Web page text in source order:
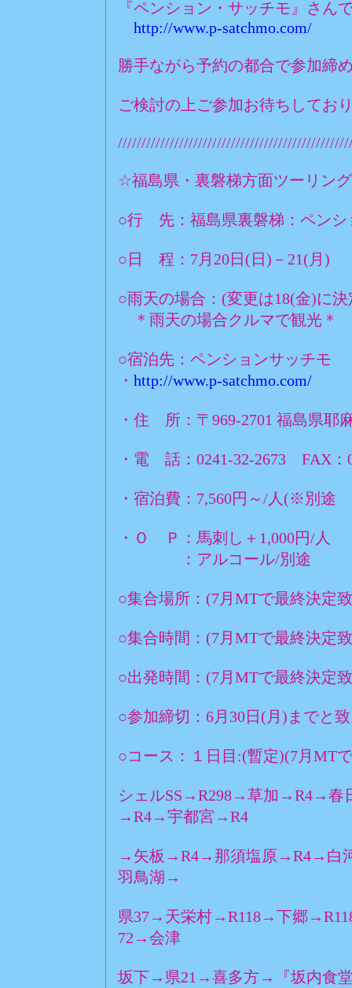
『ペンション・サッチモ』さん
http://www.p-satchmo.com/
勝手ながら予約の都合で参加締
ご検討の上ご参加お待ちしてお
☆福島県・裏磐梯方面ツーリング
○行 先：福島県裏磐梯：ペンシ
○日 程：7月20日(日)－21(月)
○雨天の場合：(変更は18(金)に決
＊雨天の場合クルマで観光＊
○宿泊先：ペンションサッチモ
・ http://www.p-satchmo.com/
・住 所：〒969-2701 福島県耶
・電 話：0241-32-2673 FAX：
・宿泊費：7,560円～/人(※別途
・Ｏ Ｐ：馬刺し＋1,000円/人
：アルコール/別途
○集合場所：(7月MTで最終決定
○集合時間：(7月MTで最終決定
○出発時間：(7月MTで最終決定
○参加締切：6月30日(月)までと
○コース：１日目:(暫定)(7月MT
シェルSS→R298→草加→R4→
→R4→宇都宮→R4
→矢板→R4→那須塩原→R4→白
羽鳥湖→
県37→天栄村→R118→下郷
72→会津
坂下→県21→喜多方→『坂内食